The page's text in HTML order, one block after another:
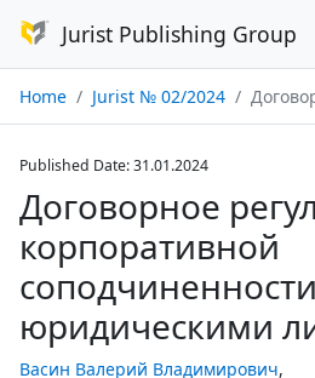
Jurist Publishing Group
Home Jurist № 02/2024 Договорное регулирование
Published Date: 31.01.2024
Договорное
корпоративной
юридическими
Васин Валерий Владимирович,